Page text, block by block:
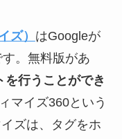
ズ） はGoogleが
。無料版があ
行うことができ
マイズ360という
ズは、タグをホ